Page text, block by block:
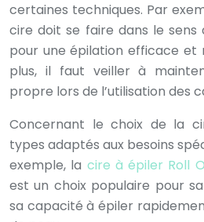
certaines techniques. Par
cire doit se faire dans le sens
pour une épilation efficace et
plus, il faut veiller à
propre lors de l’utilisation des
Concernant le choix de la
types adaptés aux besoins
exemple, la cire à épiler Roll
est un choix populaire pour
sa capacité à épiler